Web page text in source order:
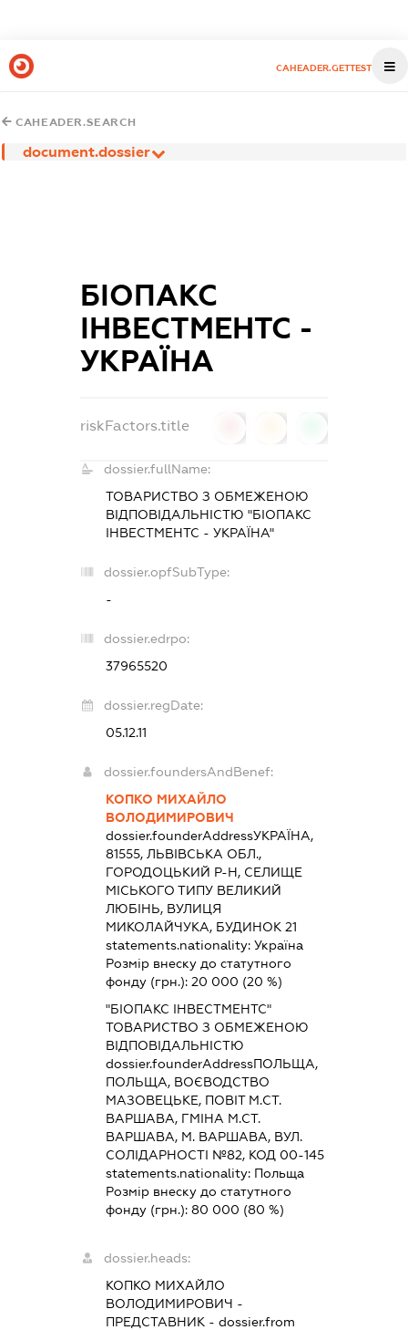
CAHEADER.GETTEST
CAHEADER.SEARCH
document.dossier
БІОПАКС
ІНВЕСТМЕНТС -
УКРАЇНА
riskFactors.title
dossier.fullName:
ТОВАРИСТВО З ОБМЕЖЕНОЮ
ВІДПОВІДАЛЬНІСТЮ "БІОПАКС
ІНВЕСТМЕНТС - УКРАЇНА"
dossier.opfSubType:
-
dossier.edrpo:
37965520
dossier.regDate:
05.12.11
dossier.foundersAndBenef:
КОПКО МИХАЙЛО
ВОЛОДИМИРОВИЧ
dossier.founderAddressУКРАЇНА,
81555, ЛЬВІВСЬКА ОБЛ.,
ГОРОДОЦЬКИЙ Р-Н, СЕЛИЩЕ
МІСЬКОГО ТИПУ ВЕЛИКИЙ
ЛЮБІНЬ, ВУЛИЦЯ
МИКОЛАЙЧУКА, БУДИНОК 21
statements.nationality:Україна
Розмір внеску до статутного
фонду (грн.):20 000 (20 %)
"БІОПАКС ІНВЕСТМЕНТС"
ТОВАРИСТВО З ОБМЕЖЕНОЮ
ВІДПОВІДАЛЬНІСТЮ
dossier.founderAddressПОЛЬЩА,
ПОЛЬЩА, ВОЄВОДСТВО
МАЗОВЕЦЬКЕ, ПОВІТ М.СТ.
ВАРШАВА, ГМІНА М.СТ.
ВАРШАВА, М. ВАРШАВА, ВУЛ.
СОЛІДАРНОСТІ №82, КОД 00-145
statements.nationality: Польща
Розмір внеску до статутного
фонду (грн.):80 000 (80 %)
dossier.heads:
КОПКО МИХАЙЛО
ВОЛОДИМИРОВИЧ -
ПРЕДСТАВНИК - dossier.from